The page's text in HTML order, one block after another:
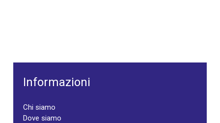
Informazioni
Chi siamo
Dove siamo